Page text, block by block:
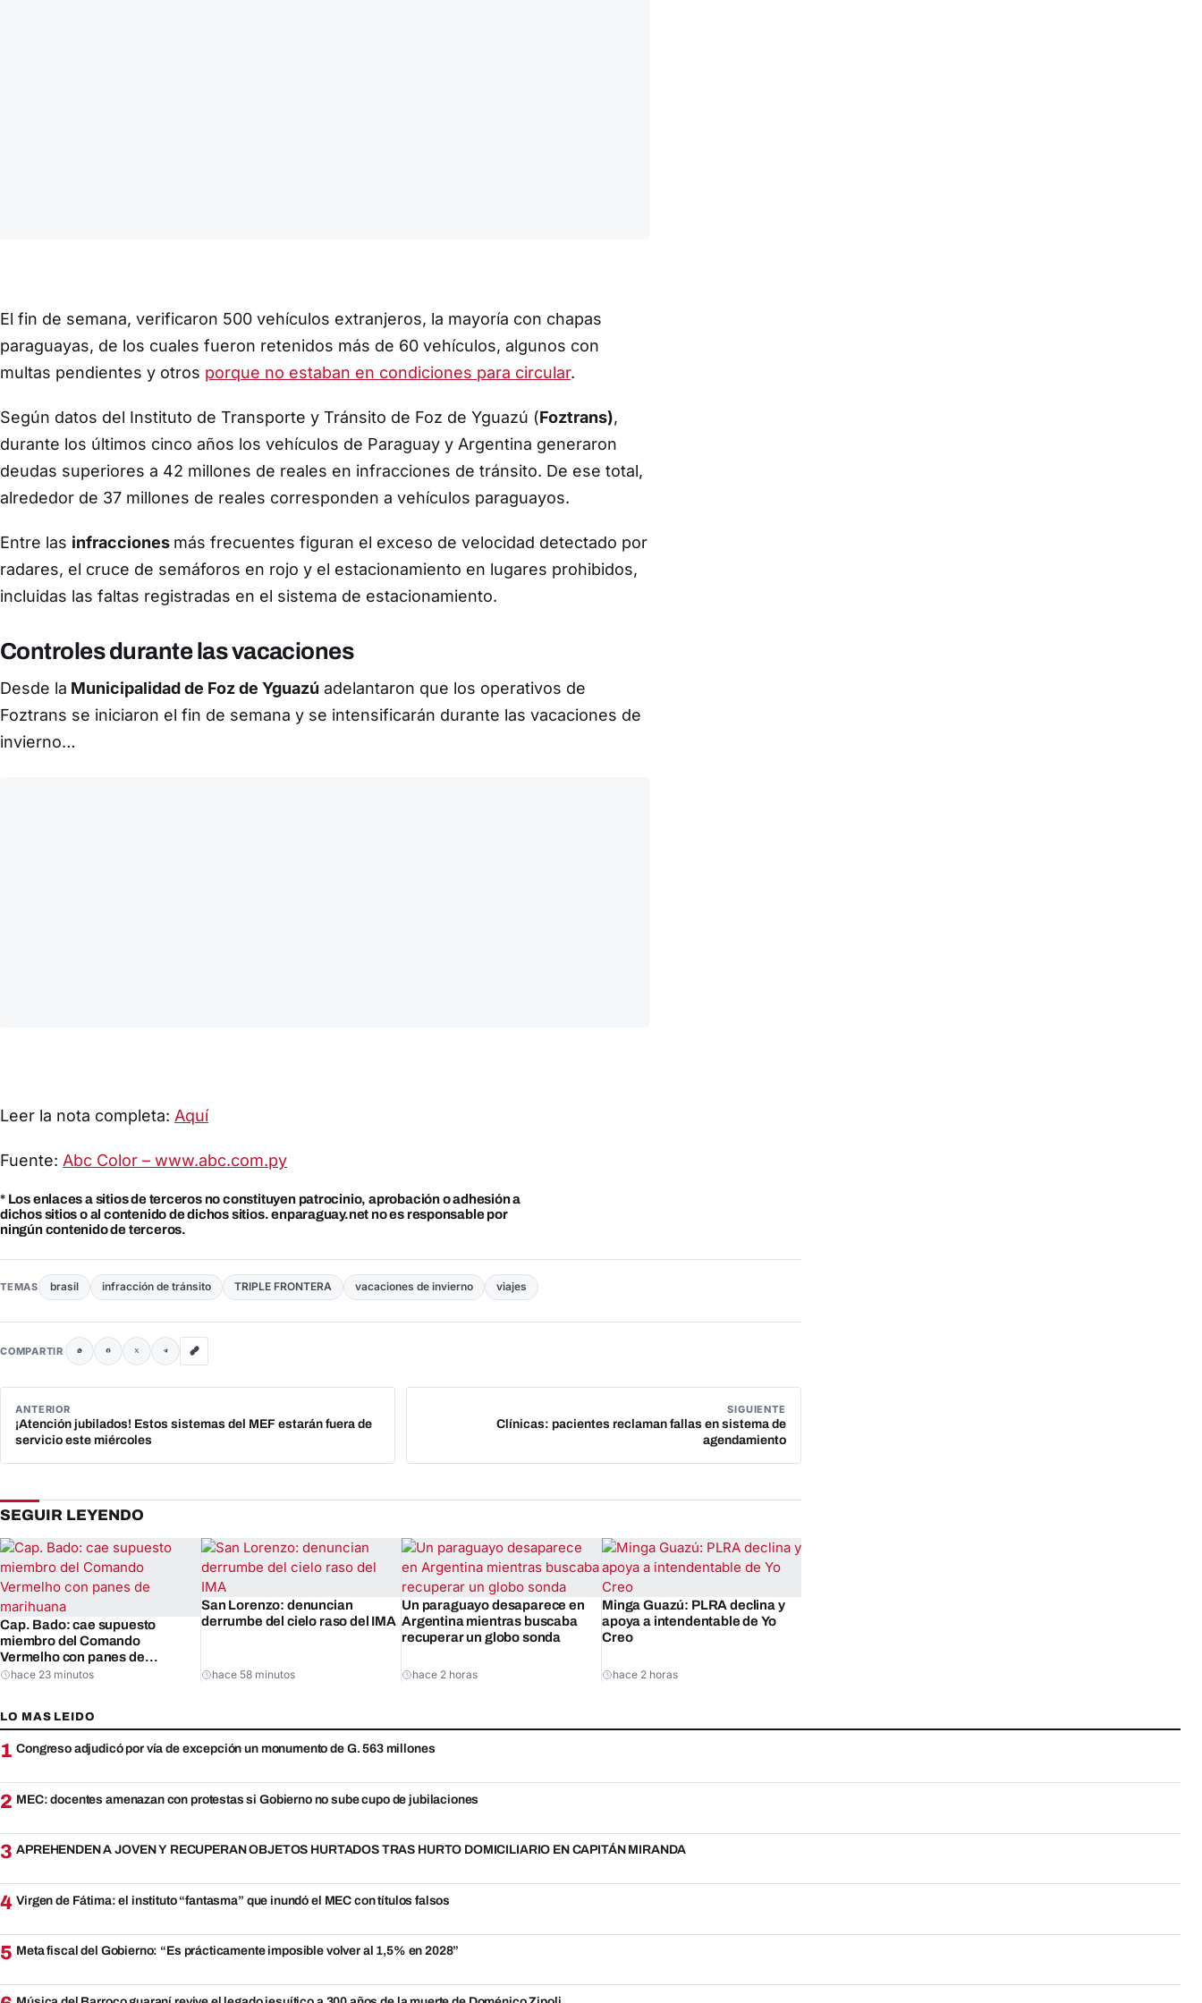
El fin de semana, verificaron 500 vehículos extranjeros, la mayoría con chapas
paraguayas, de los cuales fueron retenidos más de 60 vehículos, algunos con
multas pendientes y otros porque no estaban en condiciones para circular.
Según datos del Instituto de Transporte y Tránsito de Foz de Yguazú (Foztrans),
durante los últimos cinco años los vehículos de Paraguay y Argentina generaron
deudas superiores a 42 millones de reales en infracciones de tránsito. De ese total,
alrededor de 37 millones de reales corresponden a vehículos paraguayos.
Entre las infracciones más frecuentes figuran el exceso de velocidad detectado por
radares, el cruce de semáforos en rojo y el estacionamiento en lugares prohibidos,
incluidas las faltas registradas en el sistema de estacionamiento.
Controles durante las vacaciones
Desde la Municipalidad de Foz de Yguazú adelantaron que los operativos de
Foztrans se iniciaron el fin de semana y se intensificarán durante las vacaciones de
invierno…
Leer la nota completa: Aquí
Fuente: Abc Color – www.abc.com.py
* Los enlaces a sitios de terceros no constituyen patrocinio, aprobación o adhesión a
dichos sitios o al contenido de dichos sitios. enparaguay.net no es responsable por
ningún contenido de terceros.
TEMAS brasil infracción de tránsito TRIPLE FRONTERA vacaciones de invierno viajes
COMPARTIR
ANTERIOR
¡Atención jubilados! Estos sistemas del MEF estarán fuera de
servicio este miércoles
SIGUIENTE
Clínicas: pacientes reclaman fallas en sistema de
agendamiento
SEGUIR LEYENDO
Cap. Bado: cae supuesto
miembro del Comando
Vermelho con panes de
marihuana
hace 23 minutos
San Lorenzo: denuncian
derrumbe del cielo raso del IMA
hace 58 minutos
Un paraguayo desaparece en
Argentina mientras buscaba
recuperar un globo sonda
hace 2 horas
Minga Guazú: PLRA declina y
apoya a intendentable de Yo
Creo
hace 2 horas
LO MAS LEIDO
1 Congreso adjudicó por vía de excepción un monumento de G. 563 millones
2 MEC: docentes amenazan con protestas si Gobierno no sube cupo de jubilaciones
3 APREHENDEN A JOVEN Y RECUPERAN OBJETOS HURTADOS TRAS HURTO DOMICILIARIO EN CAPITÁN MIRANDA
4 Virgen de Fátima: el instituto “fantasma” que inundó el MEC con títulos falsos
5 Meta fiscal del Gobierno: “Es prácticamente imposible volver al 1,5% en 2028”